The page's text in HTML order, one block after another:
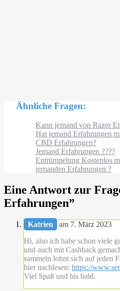
Ähnliche Fragen:
Kann jemand von Razer
Hat jemand Erfahrungen
CBD Erfahrungen?
Jemand Erfahrungen ????
Entrümpelung Kostenlos
jemanden Erfahrungen ?
Eine Antwort zur
Erfahrungen”
Katrien
am 7. März 2023
Hi, also ich habe schon viele
und auch mit Cashback
sammeln lohnt sich auf jeden
hier nachlesen: https://
Viel Spaß und bis bald.